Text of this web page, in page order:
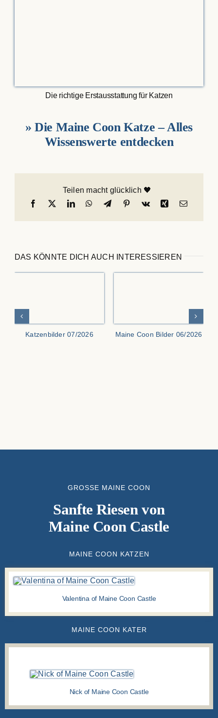
Die richtige Erstausstattung für Katzen
» Die Maine Coon Katze – Alles
Wissenswerte entdecken
Teilen macht glücklich 🖤
DAS KÖNNTE DICH AUCH INTERESSIEREN
Katzenbilder 07/2026 Maine Coon Bilder 06/2026
GROSSE MAINE COON
Sanfte Riesen von
Maine Coon Castle
MAINE COON KATZEN
Valentina of Maine Coon Castle
MAINE COON KATER
Nick of Maine Coon Castle